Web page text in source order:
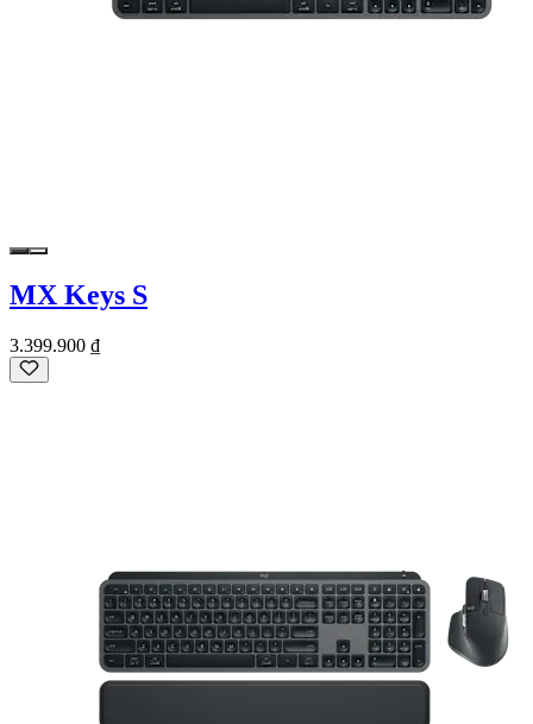
MX Keys S
3.399.900 ₫